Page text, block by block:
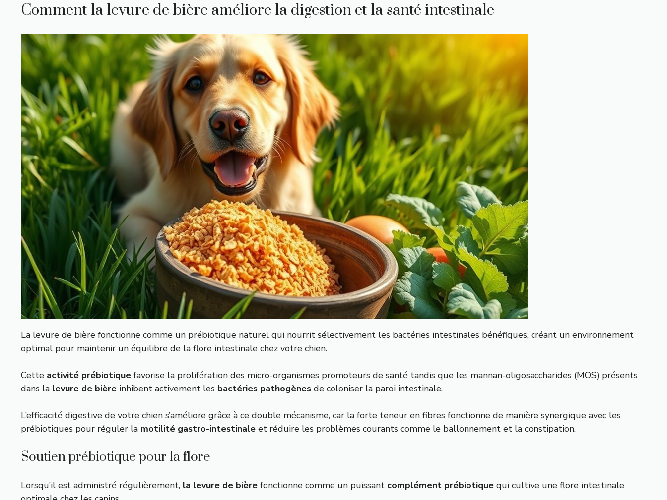
Comment la levure de bière améliore la digestion et la santé intestinale
La levure de bière fonctionne comme un prébiotique naturel qui nourrit sélectivement les bactéries intestinales bénéfiques, créant un environnement
optimal pour maintenir un équilibre de la flore intestinale chez votre chien.
Cette activité prébiotique favorise la prolifération des micro-organismes promoteurs de santé tandis que les mannan-oligosaccharides (MOS) présents
dans la levure de bière inhibent activement les bactéries pathogènes de coloniser la paroi intestinale.
L’efficacité digestive de votre chien s’améliore grâce à ce double mécanisme, car la forte teneur en fibres fonctionne de manière synergique avec les
prébiotiques pour réguler la motilité gastro-intestinale et réduire les problèmes courants comme le ballonnement et la constipation.
Soutien prébiotique pour la flore
Lorsqu’il est administré régulièrement, la levure de bière fonctionne comme un puissant complément prébiotique qui cultive une flore intestinale